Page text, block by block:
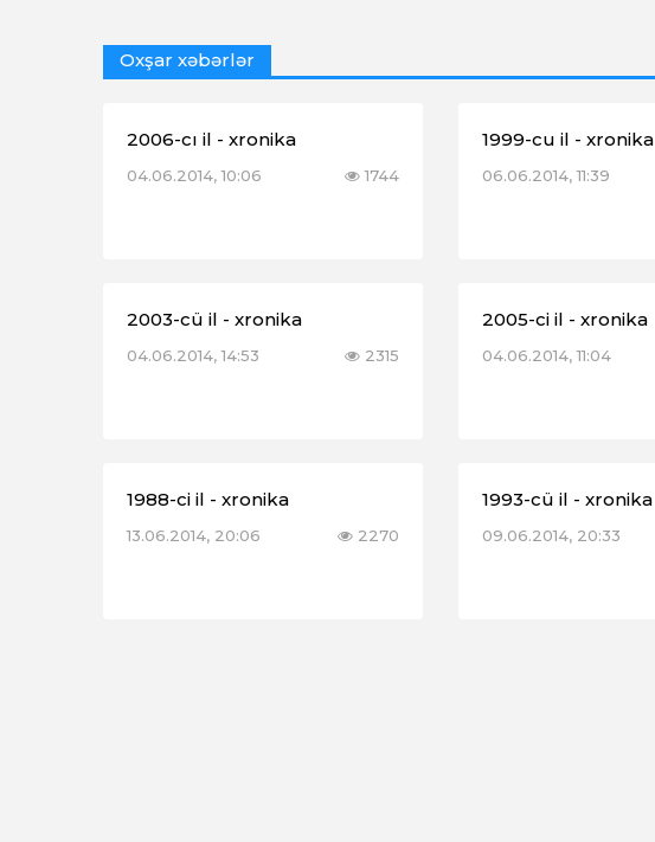
Oxşar xəbərlər
2006-cı il - xronika
04.06.2014, 10:06 1744
1999-cu il - xronika
06.06.2014, 11:39
2003-cü il - xronika
04.06.2014, 14:53 2315
2005-ci il - xronika
04.06.2014, 11:04
1988-ci il - xronika
13.06.2014, 20:06 2270
1993-cü il - xronika
09.06.2014, 20:33